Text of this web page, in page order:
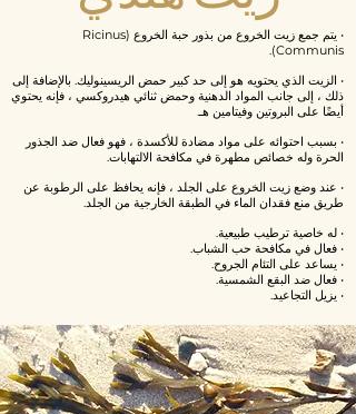
• يتم جمع زيت الخروع من بذور حبة الخروع (Ricinus
Communis).
• الزيت الذي يحتويه هو إلى حد كبير حمض الريسينوليك. بالإضافة إلى
ذلك ، إلى جانب المواد الدهنية وحمض ثنائي هيدروكسي ، فإنه يحتوي
أيضًا على البروتين وفيتامين هـ.
• بسبب احتوائه على مواد مضادة للأكسدة ، فهو فعال ضد الجذور
الحرة وله خصائص مطهرة في مكافحة الالتهابات.
• عند وضع زيت الخروع على الجلد ، فإنه يحافظ على الرطوبة عن
طريق منع فقدان الماء في الطبقة الخارجية من الجلد.
• له خاصية ترطيب طبيعية.
• فعال في مكافحة حب الشباب.
• يساعد على التئام الجروح.
• فعال ضد البقع الشمسية.
• يزيل التجاعيد.